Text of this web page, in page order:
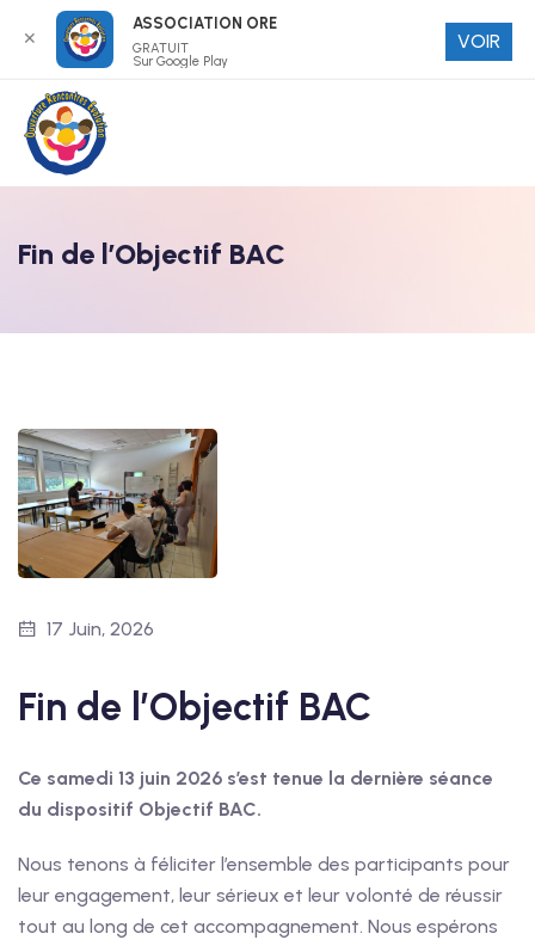
Fin de l’Objectif BAC
17 Juin, 2026
Fin de l’Objectif BAC
Ce samedi 13 juin 2026 s’est tenue la dernière séance
du dispositif Objectif BAC.
Nous tenons à féliciter l’ensemble des participants pour
leur engagement, leur sérieux et leur volonté de réussir
tout au long de cet accompagnement. Nous espérons
✕
ASSOCIATION ORE
GRATUIT
Sur Google Play
VOIR